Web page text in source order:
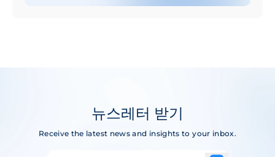
뉴스레터 받기
Receive the latest news and insights to your inbox.